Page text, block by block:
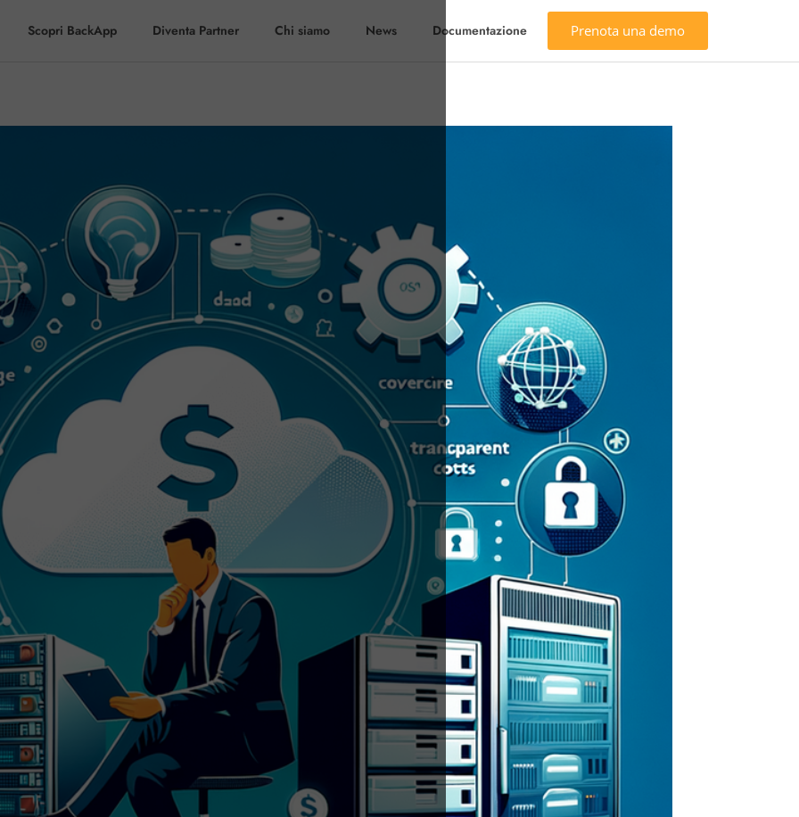
Scopri BackApp Diventa Partner Chi siamo News Documentazione Prenota una demo